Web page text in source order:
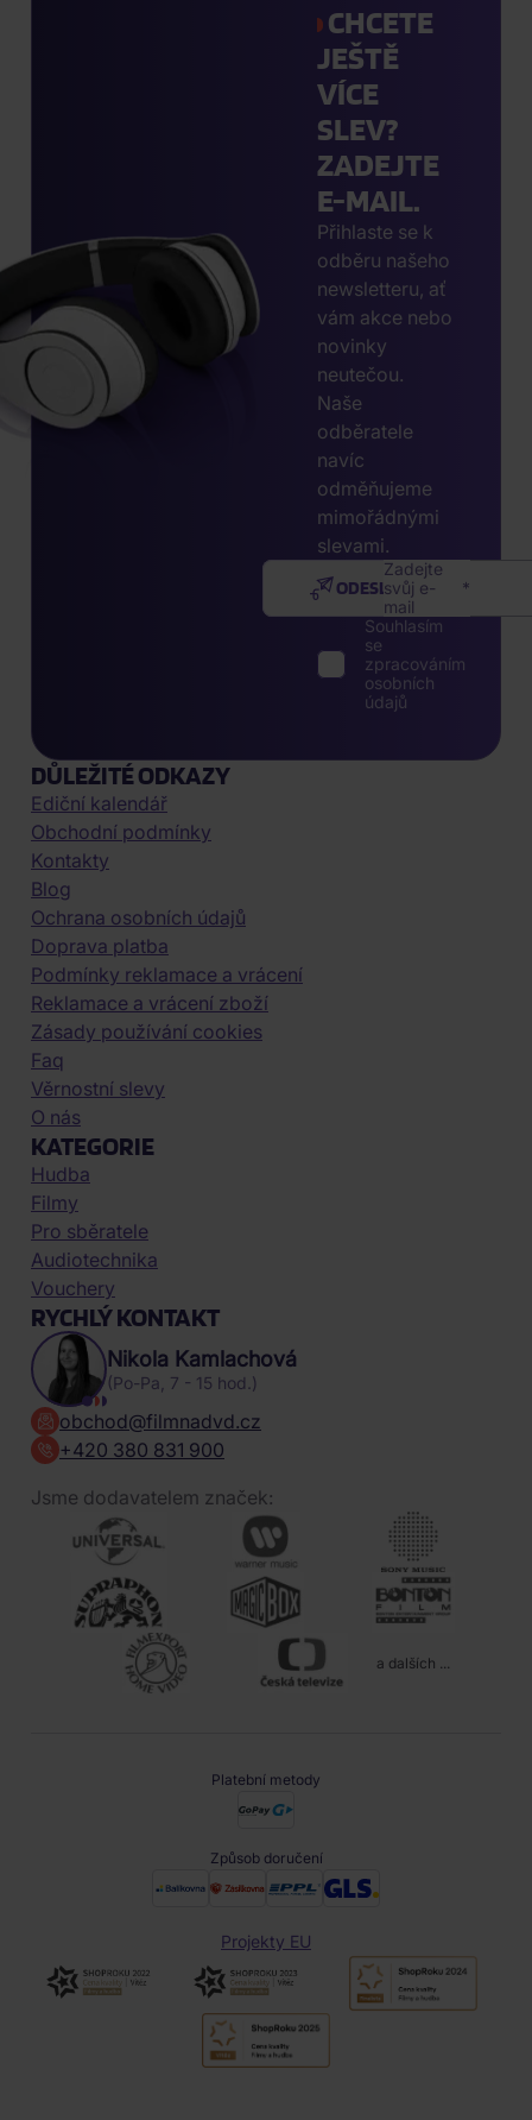
CHCETE
JEŠTĚ
VÍCE
SLEV?
ZADEJTE
E-MAIL.
Přihlaste se k
odběru našeho
newsletteru, ať
vám akce nebo
novinky
neutečou.
Naše
odběratele
navíc
odměňujeme
mimořádnými
slevami.
Zadejte
svůj e-
mail
ODESLAT
Souhlasím
se
zpracováním
osobních
údajů
DŮLEŽITÉ ODKAZY
Ediční kalendář
Obchodní podmínky
Kontakty
Blog
Ochrana osobních údajů
Doprava platba
Podmínky reklamace a vrácení
Reklamace a vrácení zboží
Zásady používání cookies
Faq
Věrnostní slevy
O nás
KATEGORIE
Hudba
Filmy
Pro sběratele
Audiotechnika
Vouchery
RYCHLÝ KONTAKT
Nikola Kamlachová
(Po-Pa, 7 - 15 hod.)
obchod@filmnadvd.cz
+420 380 831 900
Jsme dodavatelem značek:
a dalších ...
Platební metody
Způsob doručení
Projekty EU